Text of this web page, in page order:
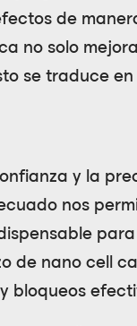
de
no solo
se traduce
y la
nos
de nano cell
bloqueos